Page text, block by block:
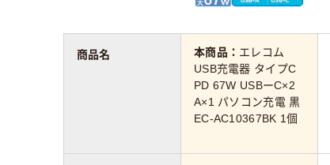
本商品： エレコム
USB充電器 タイプC
PD 67W USBーC×2
A×1 パソコン充電 黒
EC-AC10367BK 1個
商品名